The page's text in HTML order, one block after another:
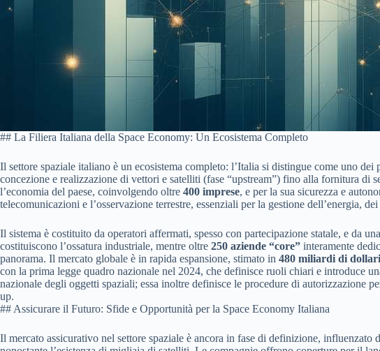
## La Filiera Italiana della Space Economy: Un Ecosistema Completo
Il settore spaziale italiano è un ecosistema completo: l’Italia si distingue come uno
concezione e realizzazione di vettori e satelliti (fase “upstream”) fino alla fornitura di
l’economia del paese, coinvolgendo oltre 400 imprese, e per la sua sicurezza e
telecomunicazioni e l’osservazione terrestre, essenziali per la gestione dell’energia,
Il sistema è costituito da operatori affermati, spesso con partecipazione statale, e da
costituiscono l’ossatura industriale, mentre oltre 250 aziende “core” interamente
panorama. Il mercato globale è in rapida espansione, stimato in 480 miliardi di
con la prima legge quadro nazionale nel 2024, che definisce ruoli chiari e introduce
nazionale degli oggetti spaziali; essa inoltre definisce le procedure di autorizzazione
up.
## Assicurare il Futuro: Sfide e Opportunità per la Space Economy Italiana
Il mercato assicurativo nel settore spaziale è ancora in fase di definizione,